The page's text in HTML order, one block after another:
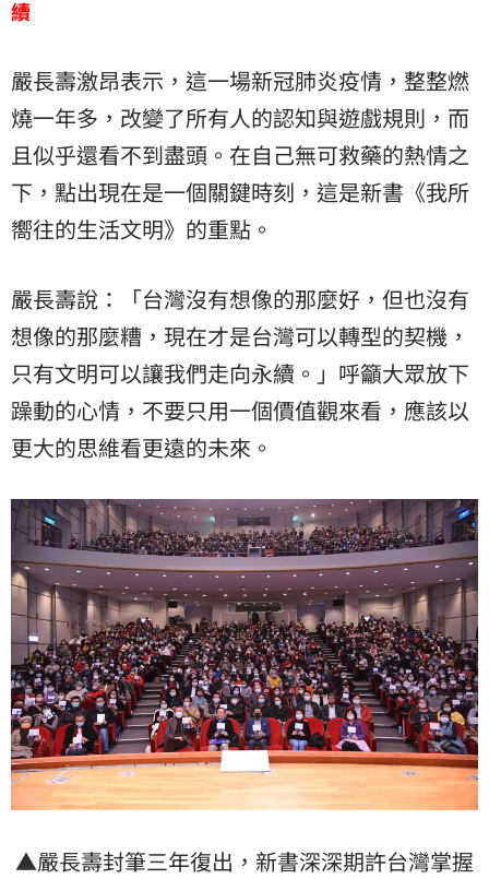
續
嚴長壽激昂表示，這一場新冠肺炎疫情，整整燃
燒一年多，改變了所有人的認知與遊戲規則，而
且似乎還看不到盡頭。在自己無可救藥的熱情之
下，點出現在是一個關鍵時刻，這是新書《我所
嚮往的生活文明》的重點。
嚴長壽說：「台灣沒有想像的那麼好，但也沒有
想像的那麼糟，現在才是台灣可以轉型的契機，
只有文明可以讓我們走向永續。」呼籲大眾放下
躁動的心情，不要只用一個價值觀來看，應該以
更大的思維看更遠的未來。
▲嚴長壽封筆三年復出，新書深深期許台灣掌握